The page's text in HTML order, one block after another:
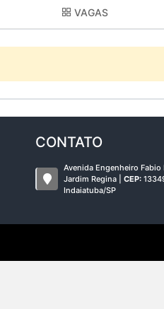
VAGAS
CONTATO
Avenida Engenheiro Fabio
Jardim Regina | CEP:
Indaiatuba/SP